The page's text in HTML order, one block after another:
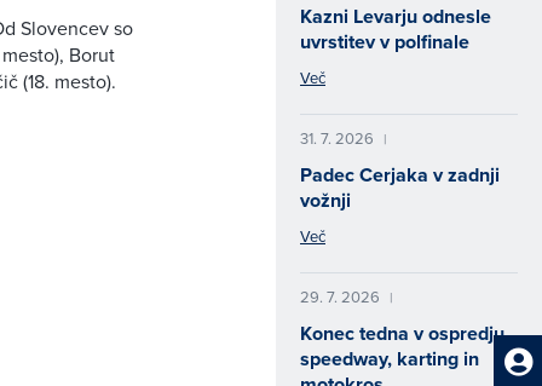
Slovencev so
Borut
(18. mesto).
Kazni Levarju odnesle
uvrstitev v polfinale
Več
31. 7. 2026 |
Padec Cerjaka v zadnji
vožnji
Več
29. 7. 2026 |
Konec tedna v ospredju
speedway, karting in